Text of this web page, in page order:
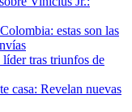
estas son las
tras triunfos de
casa: Revelan nuevas